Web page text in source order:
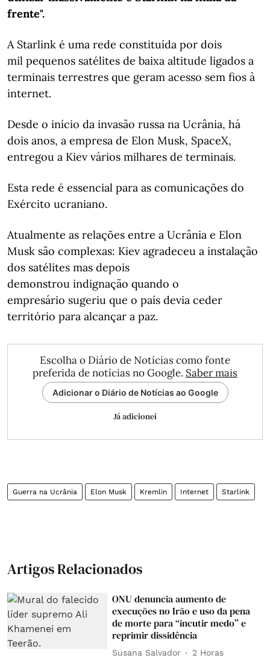
frente".
A Starlink é uma rede constituída por dois
mil pequenos satélites de baixa altitude ligados a
terminais terrestres que geram acesso sem fios à
internet.
Desde o início da invasão russa na Ucrânia, há
dois anos, a empresa de Elon Musk, SpaceX,
entregou a Kiev vários milhares de terminais.
Esta rede é essencial para as comunicações do
Exército ucraniano.
Atualmente as relações entre a Ucrânia e Elon
Musk são complexas: Kiev agradeceu a instalação
dos satélites mas depois
demonstrou indignação quando o
empresário sugeriu que o país devia ceder
território para alcançar a paz.
Escolha o Diário de Notícias como fonte
preferida de notícias no Google. Saber mais
Adicionar o Diário de Notícias ao Google
Já adicionei
Guerra na Ucrânia Elon Musk Kremlin Internet Starlink
Artigos Relacionados
ONU denuncia aumento de
execuções no Irão e uso da pena
de morte para “incutir medo” e
reprimir dissidência
Susana Salvador 2 Horas